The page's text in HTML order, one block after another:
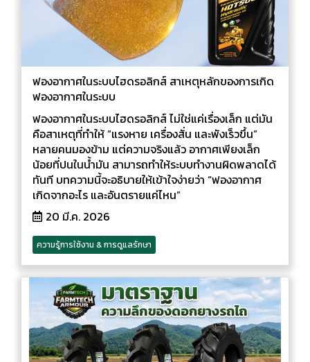
ฟองอากาศในระบบไฮดรอลิกส์ สาเหตุหลักของการเกิด
ฟองอากาศในระบบ
ฟองอากาศในระบบไฮดรอลิกส์ ไม่ใช่แค่เรื่องเล็ก แต่มัน
คือสาเหตุที่ทำให้ “แรงหาย เครื่องสั่น และพังเร็วขึ้น”
หลายคนมองข้าม แต่ความจริงแล้ว อากาศเพียงเล็ก
น้อยที่ปนในน้ำมัน สามารถทำให้ระบบทำงานผิดพลาดได้
ทันที บทความนี้จะอธิบายให้เข้าใจง่ายว่า “ฟองอากาศ
เกิดจากอะไร และอันตรายแค่ไหน”
20 มี.ค. 2026
ความรู้การใช้งาน & การดูแลรักษา